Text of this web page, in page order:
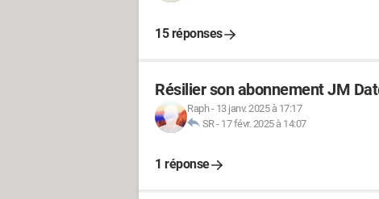
15 réponses
Résilier son abonnement JM
Raph- 13 janv. 2025 à 17:17
SR- 17 févr. 2025 à 14:07
1 réponse